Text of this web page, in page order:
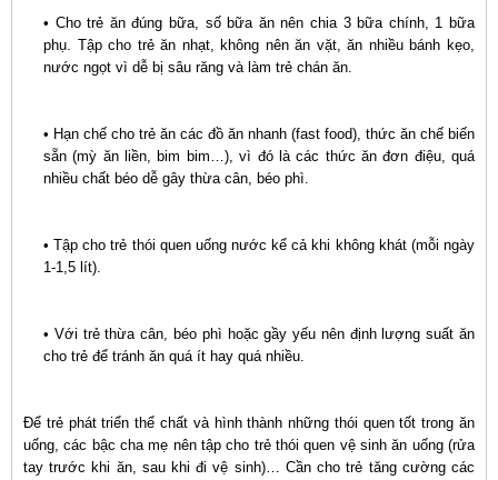
• Cho trẻ ăn đúng bữa, số bữa ăn nên chia 3 bữa chính, 1 bữa
phụ. Tập cho trẻ ăn nhạt, không nên ăn vặt, ăn nhiều bánh kẹo,
nước ngọt vì dễ bị sâu răng và làm trẻ chán ăn.
• Hạn chế cho trẻ ăn các đồ ăn nhanh (fast food), thức ăn chế biến
sẵn (mỳ ăn liền, bim bim…), vì đó là các thức ăn đơn điệu, quá
nhiều chất béo dễ gây thừa cân, béo phì.
• Tập cho trẻ thói quen uống nước kể cả khi không khát (mỗi ngày
1-1,5 lít).
• Với trẻ thừa cân, béo phì hoặc gầy yếu nên định lượng suất ăn
cho trẻ để tránh ăn quá ít hay quá nhiều.
Để trẻ phát triển thể chất và hình thành những thói quen tốt trong ăn
uống, các bậc cha mẹ nên tập cho trẻ thói quen vệ sinh ăn uống (rửa
tay trước khi ăn, sau khi đi vệ sinh)… Cần cho trẻ tăng cường các